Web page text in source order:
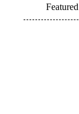
Featured